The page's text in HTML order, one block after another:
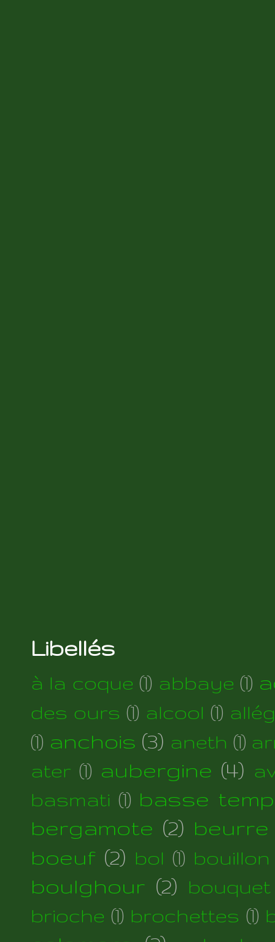
Libellés
à la coque (1) abbaye (1)
des ours (1) alcool (1)
(1) anchois (3) aneth (1)
ater (1) aubergine (4)
basmati (1) basse
bergamote (2) beurre
boeuf (2) bol (1) bouillon
boulghour (2)
brioche (1) brochettes (1)